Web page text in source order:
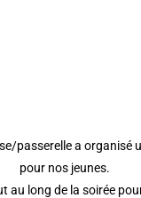
passerelle a organisé
pour nos jeunes.
au long de la soirée